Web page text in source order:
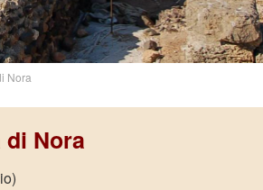
Nora
Nora